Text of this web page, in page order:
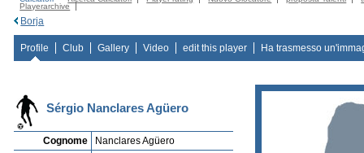
Playerarchive
Borja
Profile Club Gallery Video edit this player Ha trasmesso
Sérgio Nanclares Agüero
Cognome
Nanclares Agüero